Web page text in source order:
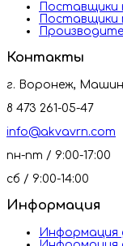
Поставщики
Поставщики
Контакты
г. Воронеж,
8 473 261-05-47
info@akvavrn.com
пн-пт / 9:00-17:00
сб / 9:00-14:00
Информация
Информация